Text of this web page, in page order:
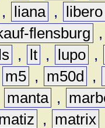
, liana ,
libero
flensburg
, lt , lupo ,
m5 , m50d ,
manta ,
, matrix